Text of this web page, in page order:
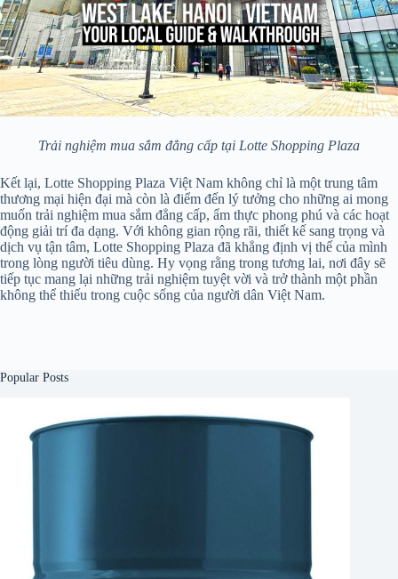
Trải nghiệm mua sắm đẳng cấp tại Lotte Shopping Plaza
Kết lại, Lotte Shopping Plaza Việt Nam không chỉ là một trung tâm
thương mại hiện đại mà còn là điểm đến lý tưởng cho những ai mong
muốn trải nghiệm mua sắm đẳng cấp, ẩm thực phong phú và các hoạt
động giải trí đa dạng. Với không gian rộng rãi, thiết kế sang trọng và
dịch vụ tận tâm, Lotte Shopping Plaza đã khẳng định vị thế của mình
trong lòng người tiêu dùng. Hy vọng rằng trong tương lai, nơi đây sẽ
tiếp tục mang lại những trải nghiệm tuyệt vời và trở thành một phần
không thể thiếu trong cuộc sống của người dân Việt Nam.
Popular Posts